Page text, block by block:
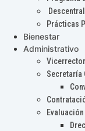
Prácticas
Bienestar
Administrativo
Secretaría
Evaluación